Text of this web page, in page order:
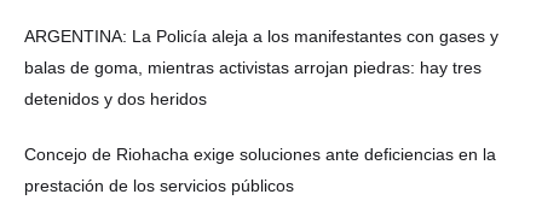
ARGENTINA: La Policía aleja a los manifestantes con gases y
balas de goma, mientras activistas arrojan piedras: hay tres
detenidos y dos heridos
Concejo de Riohacha exige soluciones ante deficiencias en la
prestación de los servicios públicos